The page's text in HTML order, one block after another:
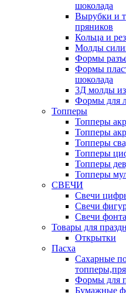
шоколада
Вырубки и
пряников
Кольца и
Молды
Формы
Формы
шоколада
3Д молды
Формы для
Топперы
Топперы
Топперы
Топперы
Топперы
Топперы
Топперы
СВЕЧИ
Свечи
Свечи
Свечи
Товары для
Открытки
Пасха
Сахарные
Формы для
Бумажные